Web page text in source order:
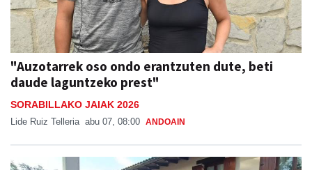
"Auzotarrek oso ondo erantzuten dute, beti
daude laguntzeko prest"
SORABILLAKO JAIAK 2026
Lide Ruiz Telleria abu 07, 08:00 ANDOAIN